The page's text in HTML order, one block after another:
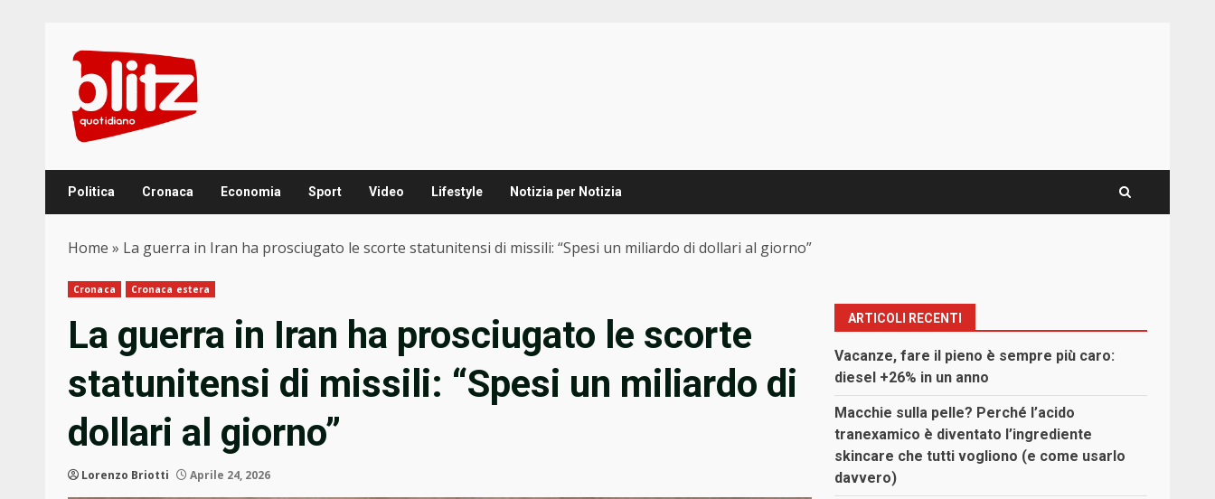
content
Politica Cronaca Economia Sport Video Lifestyle Notizia per Notizia
Home » La guerra in Iran ha prosciugato le scorte statunitensi di missili: “Spesi un miliardo di dollari al giorno”
Cronaca Cronaca estera
La guerra in Iran ha prosciugato le scorte
statunitensi di missili: “Spesi un miliardo di
dollari al giorno”
Lorenzo Briotti Aprile 24, 2026
ARTICOLI RECENTI
Vacanze, fare il pieno è sempre più caro:
diesel +26% in un anno
Macchie sulla pelle? Perché l’acido
tranexamico è diventato l’ingrediente
skincare che tutti vogliono (e come usarlo
davvero)